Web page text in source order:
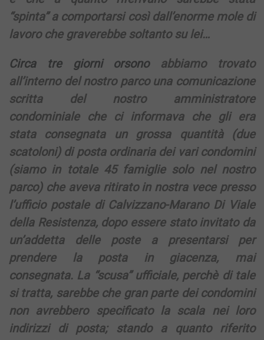
“spinta” a comportarsi così dall’enorme mole di
lavoro che graverebbe soltanto su lei…
Circa tre giorni orsonoabbiamo trovato
all’interno del nostro parco una comunicazione
scritta del nostro amministratore
condominiale che ci informava che gli era
stata consegnata un grossa quantità (due
scatoloni) di posta ordinaria dei vari condomini
(siamo in totale 45 famiglie solo nel nostro
parco) che aveva ritirato in nostra vece presso
l’ufficio postale di Calvizzano-Marano Di Viale
della Resistenza, dopo essere stato invitato da
un’addetta delle poste a presentarsi per
prendere la posta in giacenza, mai
consegnata. La “scusa” ufficiale, perchè di tale
si tratta, sarebbe che gran parte dei condomini
non avrebbero specificato la scala nei loro
indirizzi di posta; stando a quanto riferito